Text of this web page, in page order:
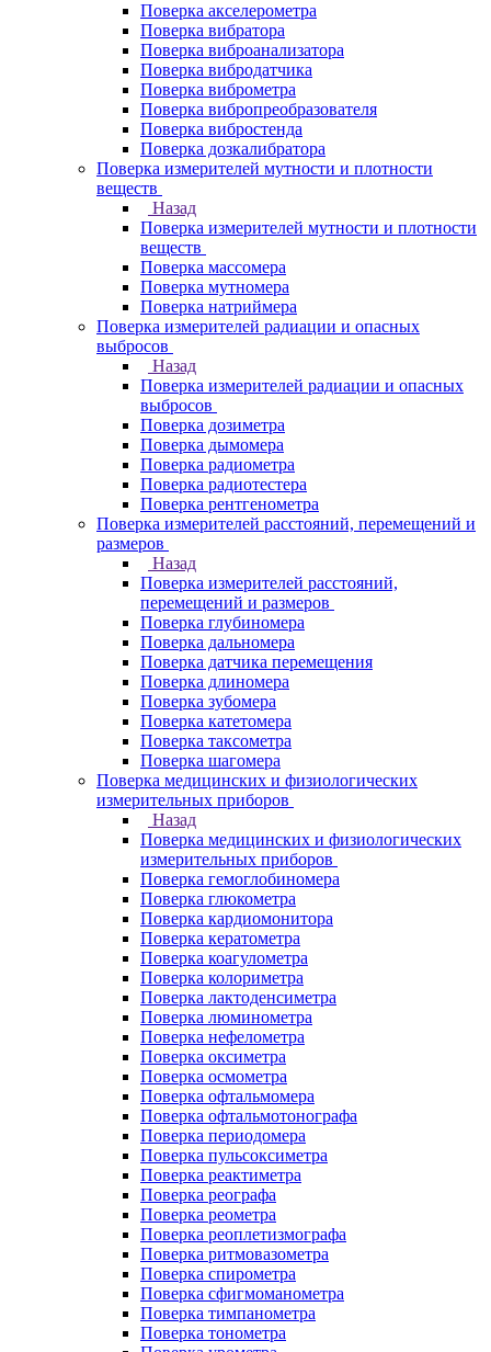
Поверка акселерометра
Поверка вибратора
Поверка виброанализатора
Поверка вибродатчика
Поверка виброметра
Поверка вибропреобразователя
Поверка вибростенда
Поверка дозкалибратора
Поверка измерителей мутности и плотности
веществ
Назад
Поверка измерителей мутности и плотности
веществ
Поверка массомера
Поверка мутномера
Поверка натриймера
Поверка измерителей радиации и опасных
выбросов
Назад
Поверка измерителей радиации и опасных
выбросов
Поверка дозиметра
Поверка дымомера
Поверка радиометра
Поверка радиотестера
Поверка рентгенометра
Поверка измерителей расстояний, перемещений и
размеров
Назад
Поверка измерителей расстояний,
перемещений и размеров
Поверка глубиномера
Поверка дальномера
Поверка датчика перемещения
Поверка длиномера
Поверка зубомера
Поверка катетомера
Поверка таксометра
Поверка шагомера
Поверка медицинских и физиологических
измерительных приборов
Назад
Поверка медицинских и физиологических
измерительных приборов
Поверка гемоглобиномера
Поверка глюкометра
Поверка кардиомонитора
Поверка кератометра
Поверка коагулометра
Поверка колориметра
Поверка лактоденсиметра
Поверка люминометра
Поверка нефелометра
Поверка оксиметра
Поверка осмометра
Поверка офтальмомера
Поверка офтальмотонографа
Поверка периодомера
Поверка пульсоксиметра
Поверка реактиметра
Поверка реографа
Поверка реометра
Поверка реоплетизмографа
Поверка ритмовазометра
Поверка спирометра
Поверка сфигмоманометра
Поверка тимпанометра
Поверка тонометра